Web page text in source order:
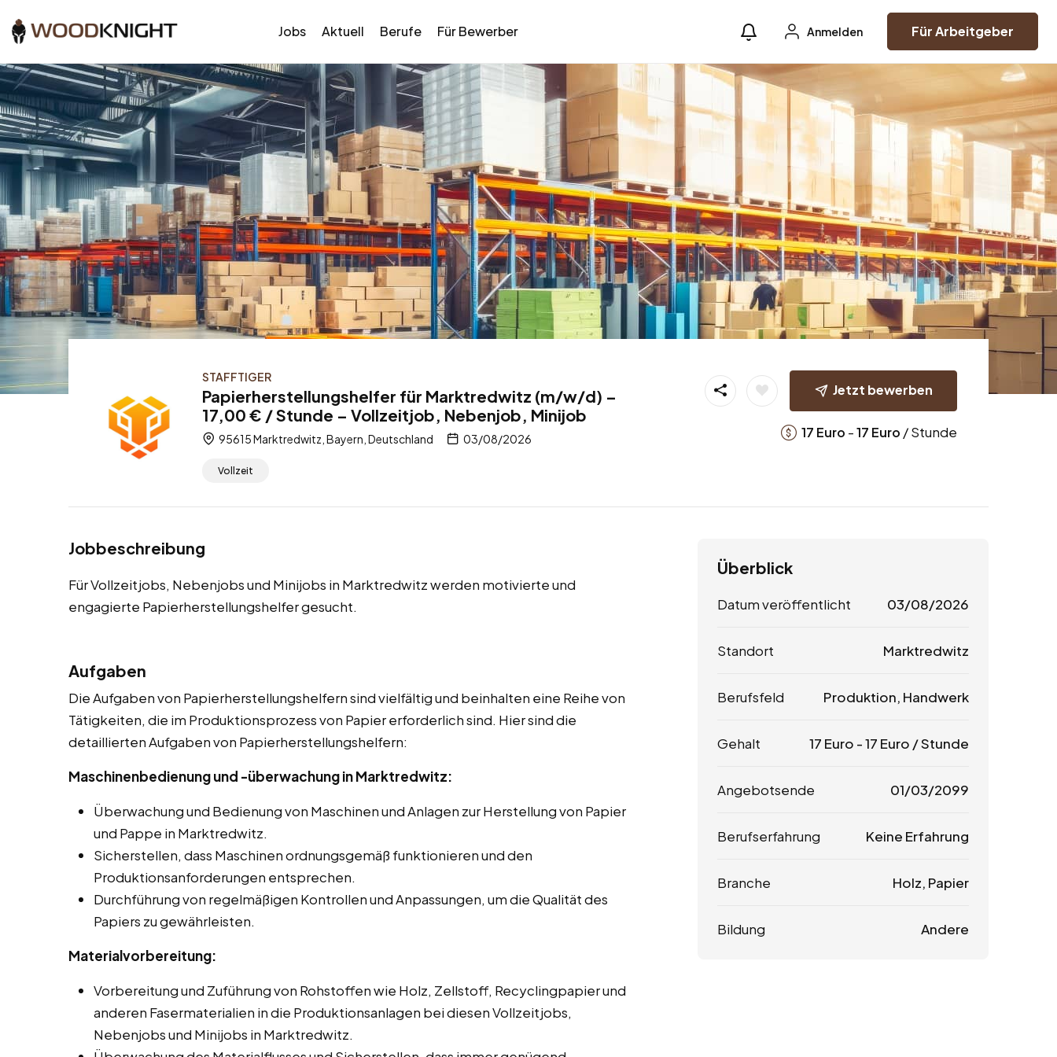
Jobs Aktuell Berufe Für Bewerber Anmelden Für Arbeitgeber
STAFFTIGER
Papierherstellungshelfer für Marktredwitz (m/w/d) –
17,00 € / Stunde – Vollzeitjob, Nebenjob, Minijob
95615 Marktredwitz, Bayern, Deutschland 03/08/2026
Vollzeit
Jetzt bewerben
17 Euro -17 Euro / Stunde
Jobbeschreibung
Für Vollzeitjobs, Nebenjobs und Minijobs in Marktredwitz werden motivierte und
engagierte Papierherstellungshelfer gesucht.
Aufgaben
Die Aufgaben von Papierherstellungshelfern sind vielfältig und beinhalten eine Reihe von
Tätigkeiten, die im Produktionsprozess von Papier erforderlich sind. Hier sind die
detaillierten Aufgaben von Papierherstellungshelfern:
Maschinenbedienung und -überwachung in Marktredwitz:
Überwachung und Bedienung von Maschinen und Anlagen zur Herstellung von Papier
und Pappe in Marktredwitz.
Sicherstellen, dass Maschinen ordnungsgemäß funktionieren und den
Produktionsanforderungen entsprechen.
Durchführung von regelmäßigen Kontrollen und Anpassungen, um die Qualität des
Papiers zu gewährleisten.
Materialvorbereitung:
Vorbereitung und Zuführung von Rohstoffen wie Holz, Zellstoff, Recyclingpapier und
anderen Fasermaterialien in die Produktionsanlagen bei diesen Vollzeitjobs,
Nebenjobs und Minijobs in Marktredwitz.
Überblick
Datum veröffentlicht 03/08/2026
Standort Marktredwitz
Berufsfeld Produktion, Handwerk
Gehalt 17 Euro -17 Euro / Stunde
Angebotsende 01/03/2099
Berufserfahrung Keine Erfahrung
Branche Holz, Papier
Bildung Andere